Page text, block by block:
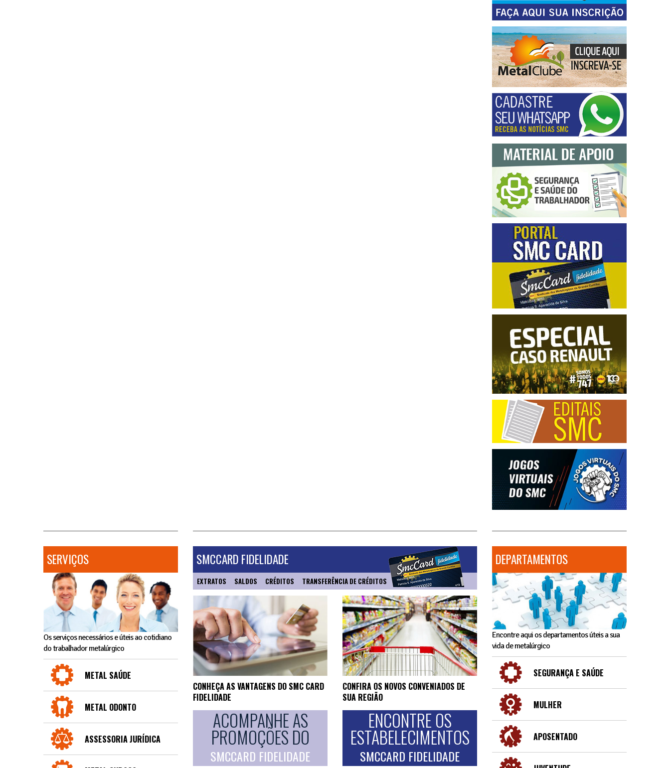
SERVIÇOS
Os serviços necessários e úteis ao cotidiano
do trabalhador metalúrgico
METAL SAÚDE
METAL ODONTO
ASSESSORIA JURÍDICA
SMCCARD FIDELIDADE
EXTRATOS SALDOS CRÉDITOS TRANSFERÊNCIA DE CRÉDITOS
CONHEÇA AS VANTAGENS DO SMC CARD
FIDELIDADE
ACOMPANHE AS
PROMOÇÕES DO
SMCCARD FIDELIDADE
CONFIRA OS NOVOS CONVENIADOS DE
SUA REGIÃO
ENCONTRE OS
ESTABELECIMENTOS
SMCCARD FIDELIDADE
DEPARTAMENTOS
Encontre aqui os departamentos úteis a sua
vida de metalúrgico
SEGURANÇA E SAÚDE
MULHER
APOSENTADO